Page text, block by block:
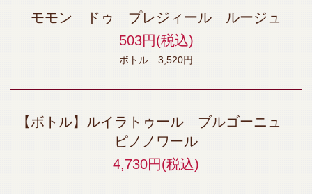
モモン ドゥ プレジィール ルージュ
503円(税込)
ボトル 3,520円
【ボトル】ルイラトゥール ブルゴーニュ
ピノノワール
4,730円(税込)